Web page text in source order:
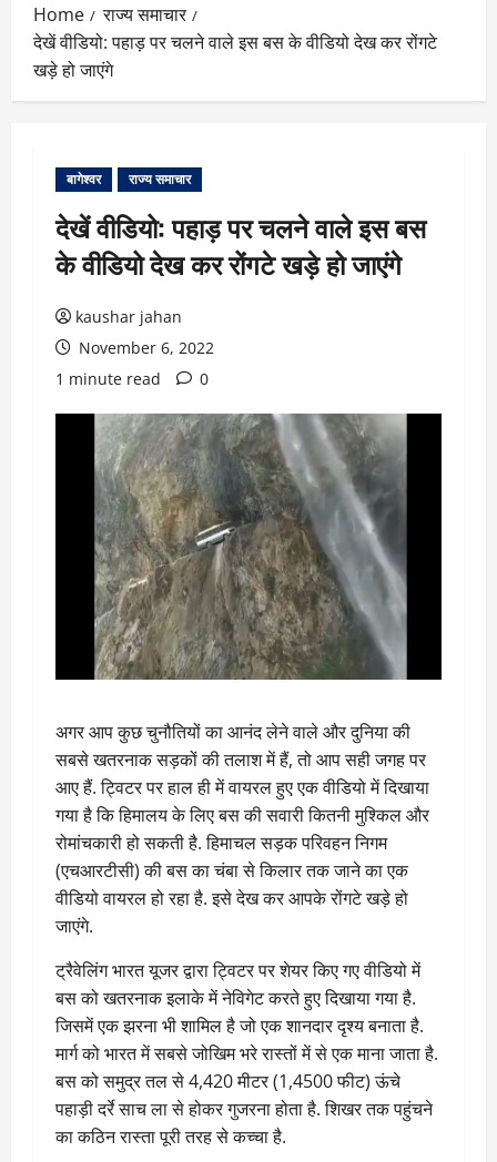
Home
राज्य समाचार
देखें वीडियो: पहाड़ पर चलने वाले इस बस के वीडियो देख कर रोंगटे
खड़े हो जाएंगे
बागेश्वर राज्य समाचार
देखें वीडियो: पहाड़ पर चलने वाले इस बस
के वीडियो देख कर रोंगटे खड़े हो जाएंगे
kaushar jahan
November 6, 2022
1 minute read
0
अगर आप कुछ चुनौतियों का आनंद लेने वाले और दुनिया की
सबसे खतरनाक सड़कों की तलाश में हैं, तो आप सही जगह पर
आए हैं. ट्विटर पर हाल ही में वायरल हुए एक वीडियो में दिखाया
गया है कि हिमालय के लिए बस की सवारी कितनी मुश्किल और
रोमांचकारी हो सकती है. हिमाचल सड़क परिवहन निगम
(एचआरटीसी) की बस का चंबा से किलार तक जाने का एक
वीडियो वायरल हो रहा है. इसे देख कर आपके रोंगटे खड़े हो
जाएंगे.
ट्रैवेलिंग भारत यूजर द्वारा ट्विटर पर शेयर किए गए वीडियो में
बस को खतरनाक इलाके में नेविगेट करते हुए दिखाया गया है.
जिसमें एक झरना भी शामिल है जो एक शानदार दृश्य बनाता है.
मार्ग को भारत में सबसे जोखिम भरे रास्तों में से एक माना जाता है.
बस को समुद्र तल से 4,420 मीटर (1,4500 फीट) ऊंचे
पहाड़ी दर्रे साच ला से होकर गुजरना होता है. शिखर तक पहुंचने
का कठिन रास्ता पूरी तरह से कच्चा है.